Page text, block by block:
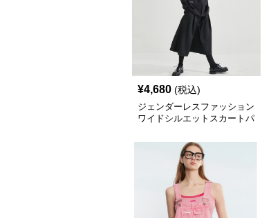
¥4,680 (税込)
ジェンダーレスファッション
ワイドシルエットスカートパ